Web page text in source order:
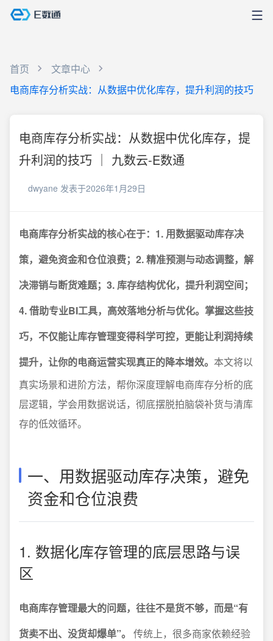
首页
文章中心
电商库存分析实战：从数据中优化库存，提升利润的技巧
电商库存分析实战：从数据中优化库存，提
升利润的技巧 ｜ 九数云-E数通
dwyane 发表于2026年1月29日
电商库存分析实战的核心在于：1. 用数据驱动库存决
策，避免资金和仓位浪费；2. 精准预测与动态调整，解
决滞销与断货难题；3. 库存结构优化，提升利润空间；
4. 借助专业BI工具，高效落地分析与优化。掌握这些技
巧，不仅能让库存管理变得科学可控，更能让利润持续
提升，让你的电商运营实现真正的降本增效。 本文将以
真实场景和进阶方法，帮你深度理解电商库存分析的底
层逻辑，学会用数据说话，彻底摆脱拍脑袋补货与清库
存的低效循环。
一、用数据驱动库存决策，避免
资金和仓位浪费
1. 数据化库存管理的底层思路与误
区
电商库存管理最大的问题，往往不是货不够，而是“有
货卖不出、没货却爆单”。
传统上，很多商家依赖经验